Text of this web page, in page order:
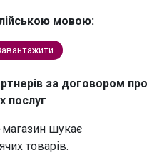
мовою:
за договором про
послуг
шукає
товарів.